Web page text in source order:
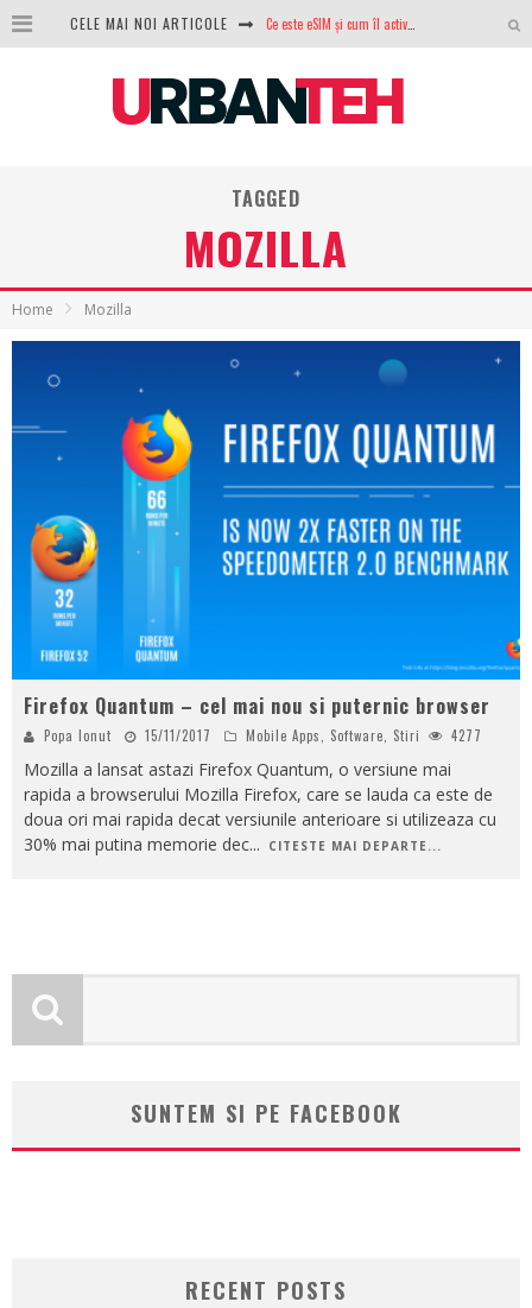
CELE MAI NOI ARTICOLE Ce este eSIM și cum îl activezi pe telefon? Ghid complet pentru Android și iPhone
TAGGED
MOZILLA
Home Mozilla
Firefox Quantum – cel mai nou si puternic browser
Popa Ionut 15/11/2017 Mobile Apps, Software, Stiri 4277
Mozilla a lansat astazi Firefox Quantum, o versiune mai
rapida a browserului Mozilla Firefox, care se lauda ca este de
doua ori mai rapida decat versiunile anterioare si utilizeaza cu
30% mai putina memorie dec... CITESTE MAI DEPARTE...
SUNTEM SI PE FACEBOOK
RECENT POSTS